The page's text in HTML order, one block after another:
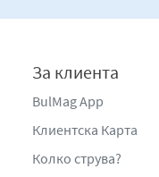
За клиента
BulMag App
Клиентска Карта
Колко струва?